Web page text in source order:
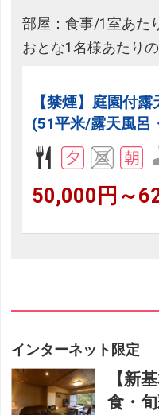
部屋：食事/1室あた
おとな1名様あたり
【禁煙】庭園付
(51平米/露天風呂
50,000円～
インターネット限定
【新
食・